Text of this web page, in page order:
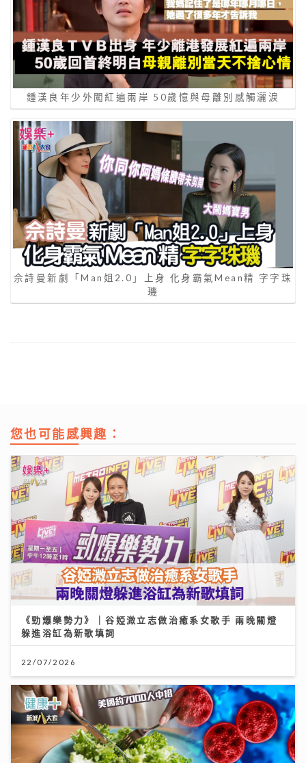
鍾漢良年少外闖紅遍兩岸 50歲憶與母離別感觸灑淚
佘詩曼新劇「Man姐2.0」上身 化身霸氣Mean精 字字珠
璣
您也可能感興趣：
《勁爆樂勢力》｜谷婭溦立志做治癒系女歌手 兩晚關燈
躲進浴缸為新歌填詞
22/07/2026